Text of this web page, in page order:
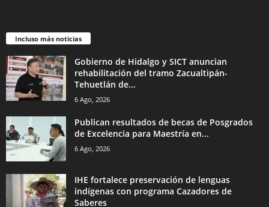
Incluso más noticias
Gobierno de Hidalgo y SICT anuncian
rehabilitación del tramo Zacualtipán-
Tehuetlán de...
6 Ago, 2026
Publican resultados de becas de Posgrados
de Excelencia para Maestría en...
6 Ago, 2026
IHE fortalece preservación de lenguas
indígenas con programa Cazadores de
Saberes